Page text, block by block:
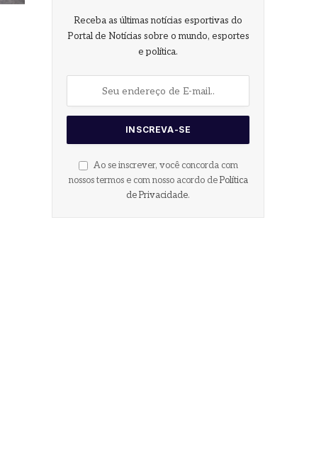
Receba as últimas notícias esportivas do
Portal de Notícias sobre o mundo, esportes
e política.
Ao se inscrever, você concorda com
nossos termos e com nosso acordo de Política
de Privacidade.